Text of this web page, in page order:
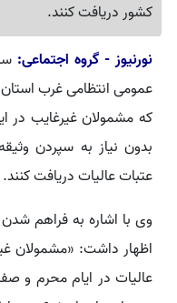
کشور دریافت کنند.
نورنیوز - گروه اجتماعی:
عمومی انتظامی غرب استان
بدون نیاز به سپردن
عتبات عالیات دریافت کنند.
وی با اشاره به فراهم
اظهار داشت: «مشمولان
عالیات در ایام محرم و